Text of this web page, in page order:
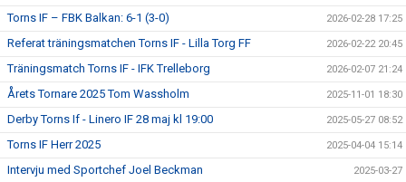
Torns IF – FBK Balkan: 6-1 (3-0) 2026-02-28 17:25
Referat träningsmatchen Torns IF - Lilla Torg FF 2026-02-22 20:45
Träningsmatch Torns IF - IFK Trelleborg 2026-02-07 21:24
Årets Tornare 2025 Tom Wassholm 2025-11-01 18:30
Derby Torns If - Linero IF 28 maj kl 19:00 2025-05-27 08:52
Torns IF Herr 2025 2025-04-04 15:14
Intervju med Sportchef Joel Beckman 2025-03-27